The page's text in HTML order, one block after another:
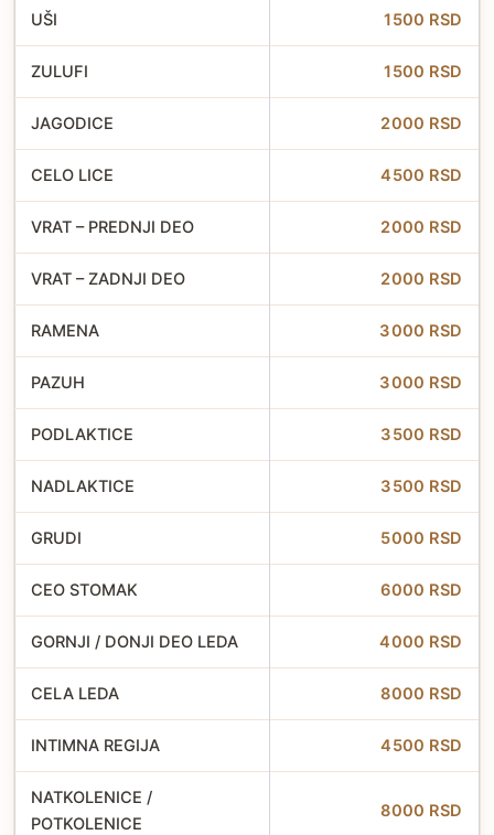
UŠI 1500 RSD
ZULUFI 1500 RSD
JAGODICE 2000 RSD
CELO LICE 4500 RSD
VRAT – PREDNJI DEO 2000 RSD
VRAT – ZADNJI DEO 2000 RSD
RAMENA 3000 RSD
PAZUH 3000 RSD
PODLAKTICE 3500 RSD
NADLAKTICE 3500 RSD
GRUDI 5000 RSD
CEO STOMAK 6000 RSD
GORNJI / DONJI DEO LEDA 4000 RSD
CELA LEDA 8000 RSD
INTIMNA REGIJA 4500 RSD
NATKOLENICE /
POTKOLENICE
8000 RSD